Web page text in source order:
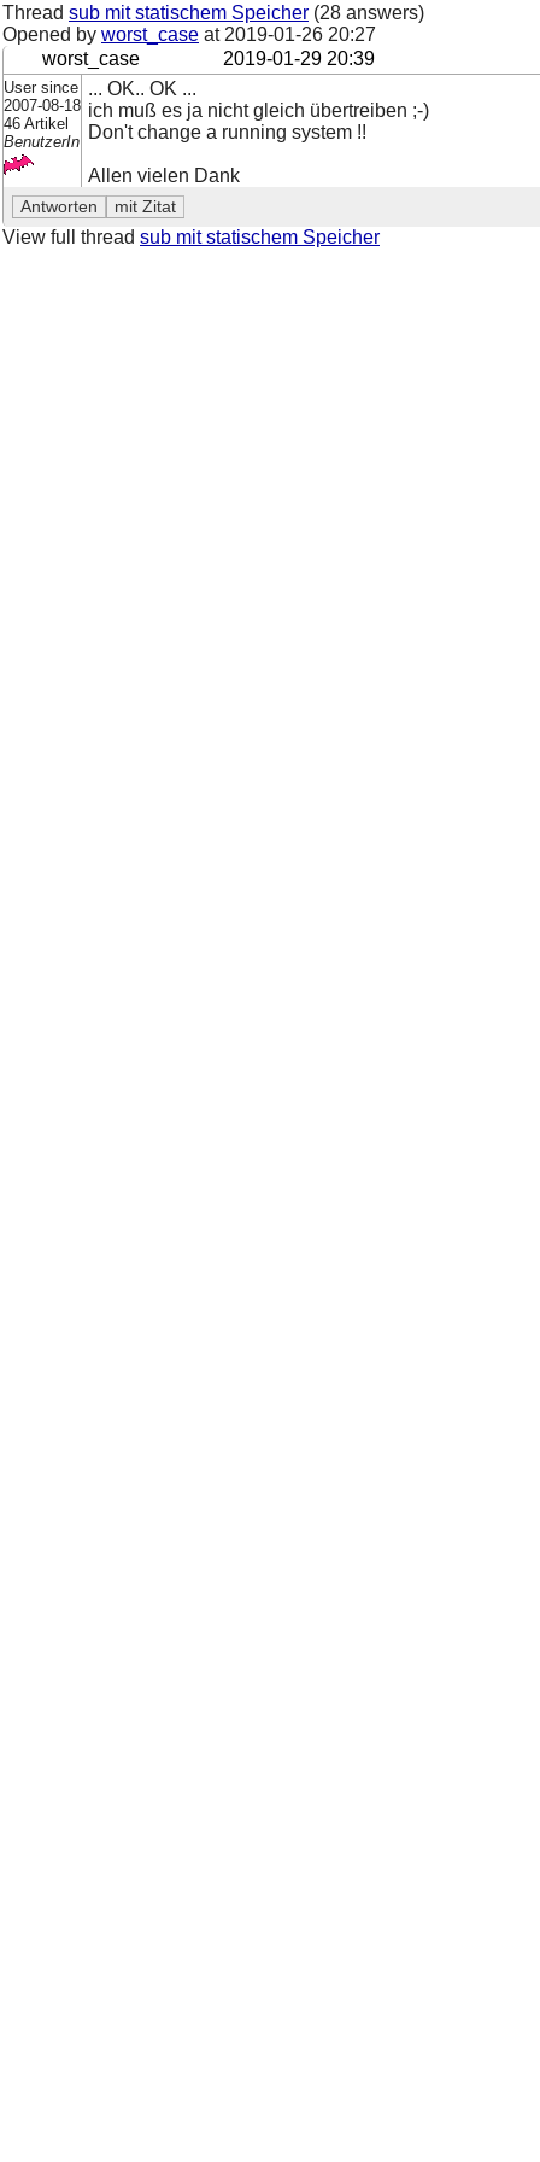
Thread sub mit statischem Speicher (28 answers)
Opened by worst_case at 2019-01-26 20:27
worst_case
2019-01-29 20:39
User since
2007-08-18
46 Artikel
BenutzerIn
... OK.. OK ...
ich muß es ja nicht gleich übertreiben ;-)
Don't change a running system !!
Allen vielen Dank
View full thread sub mit statischem Speicher